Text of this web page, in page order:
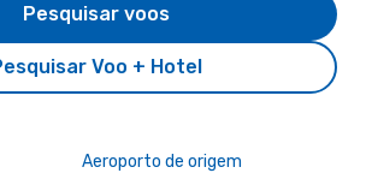
Voo + Hotel
Pesquisar voos
Aeroporto de origem